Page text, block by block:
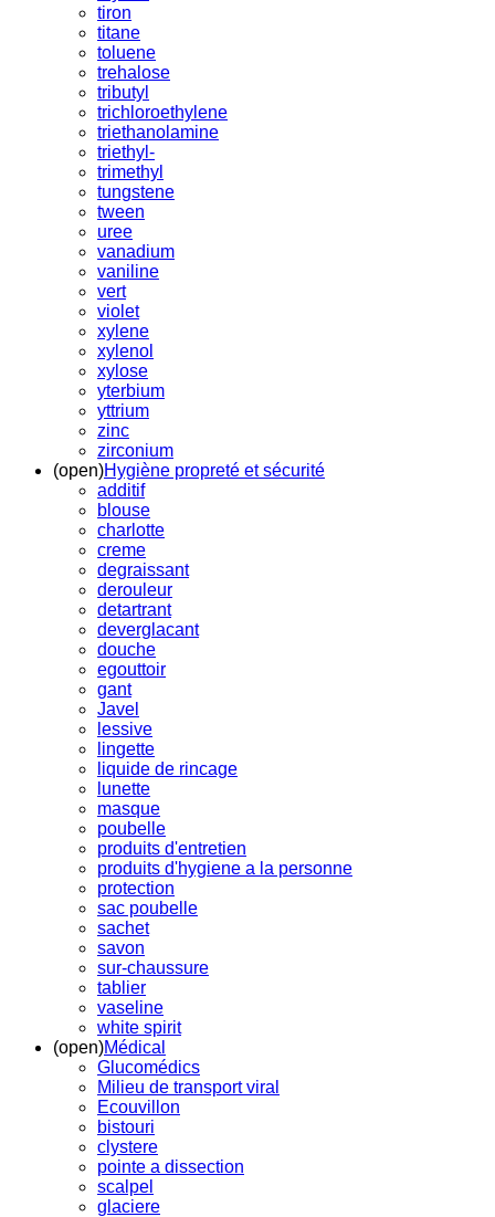
tiron
titane
toluene
trehalose
tributyl
trichloroethylene
triethanolamine
triethyl-
trimethyl
tungstene
tween
uree
vanadium
vaniline
vert
violet
xylene
xylenol
xylose
yterbium
yttrium
zinc
zirconium
(open)Hygiène propreté et sécurité
additif
blouse
charlotte
creme
degraissant
derouleur
detartrant
deverglacant
douche
egouttoir
gant
Javel
lessive
lingette
liquide de rincage
lunette
masque
poubelle
produits d'entretien
produits d'hygiene a la personne
protection
sac poubelle
sachet
savon
sur-chaussure
tablier
vaseline
white spirit
(open)Médical
Glucomédics
Milieu de transport viral
Ecouvillon
bistouri
clystere
pointe a dissection
scalpel
glaciere